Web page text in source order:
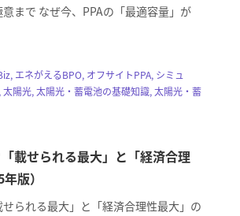
まで なぜ今、PPAの「最適容量」が
エネがえるBPO, オフサイトPPA, シミュ
陽光, 太陽光・蓄電池の基礎知識, 太陽光・蓄
載せられる最大」と「経済合理
版）
られる最大」と「経済合理性最大」の